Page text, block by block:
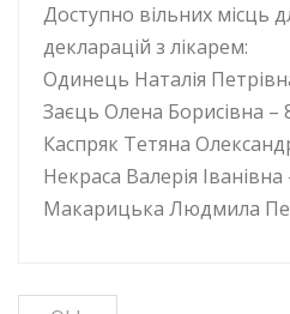
Доступно вільних місць
декларацій з лікарем:
Одинець Наталія
Заєць Олена Борисівна –
Каспряк Тетяна
Некраса Валерія Іванівна
Макарицька Людмила